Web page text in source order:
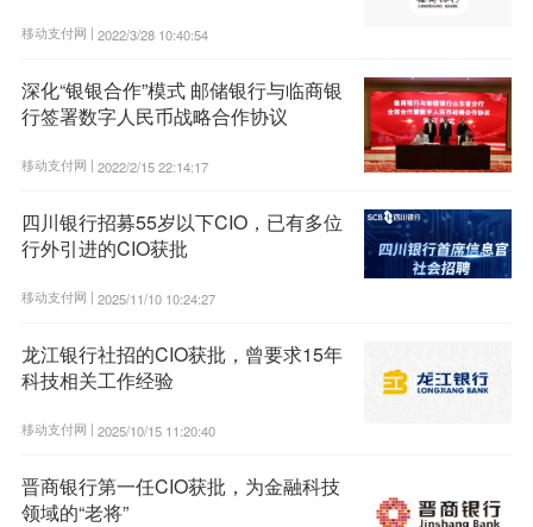
移动支付网 | 2022/3/28 10:40:54
深化“银银合作”模式 邮储银行与临商银
行签署数字人民币战略合作协议
移动支付网 | 2022/2/15 22:14:17
四川银行招募55岁以下CIO，已有多位
行外引进的CIO获批
移动支付网 | 2025/11/10 10:24:27
龙江银行社招的CIO获批，曾要求15年
科技相关工作经验
移动支付网 | 2025/10/15 11:20:40
晋商银行第一任CIO获批，为金融科技
领域的“老将”